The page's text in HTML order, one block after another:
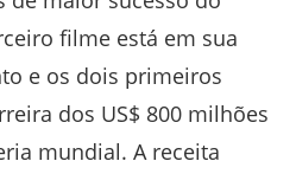
filme está em sua
e os dois primeiros
dos US$ 800 milhões
mundial. A receita